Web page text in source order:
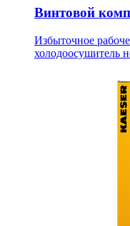
Винтовой
Избыточное
холодоосушитель